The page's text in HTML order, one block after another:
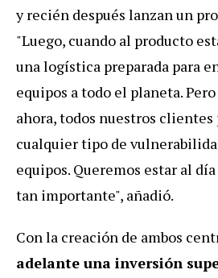
y recién después lanzan un
"Luego, cuando al producto
una logística preparada para
equipos a todo el planeta.
ahora, todos nuestros
cualquier tipo de
equipos. Queremos estar al
tan importante", añadió.
Con la creación de ambos
adelante una inversión